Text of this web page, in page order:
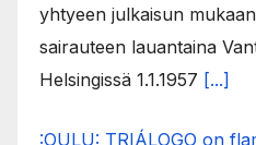
yhtyeen julkaisun
sairauteen lauantaina
Helsingissä 1.1.1957 [...]
:OULU: TRIÁLOGO on